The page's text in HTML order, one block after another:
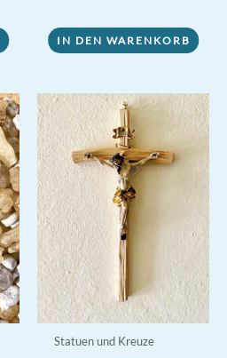
IN DEN WARENKORB
Statuen und Kreuze